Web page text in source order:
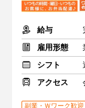
給与
雇用形態
シフト
アクセス
副業・Ｗワーク歓迎